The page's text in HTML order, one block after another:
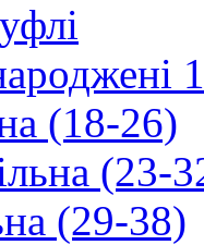
(18-26)
(23-
(29-38)